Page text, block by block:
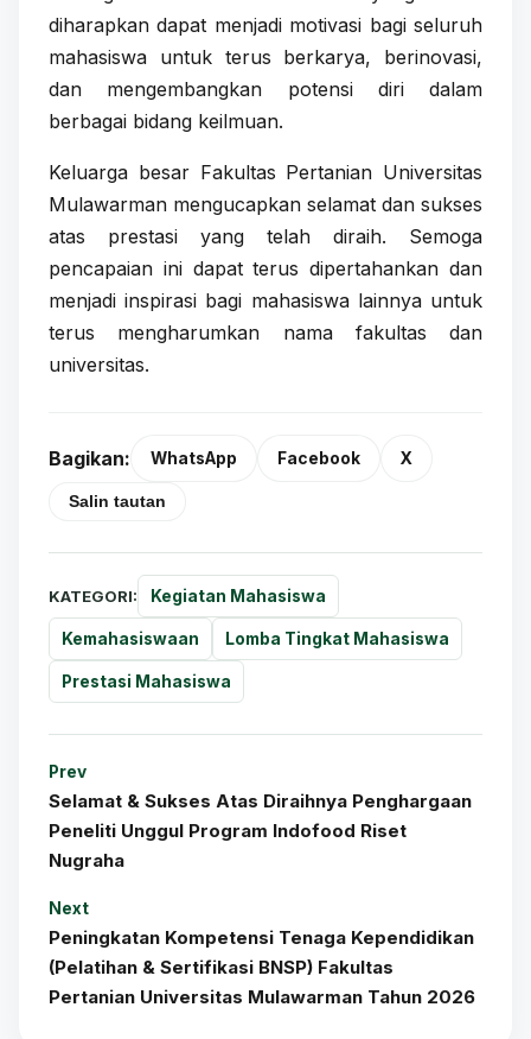
diharapkan dapat menjadi motivasi bagi seluruh
mahasiswa untuk terus berkarya, berinovasi,
dan mengembangkan potensi diri dalam
berbagai bidang keilmuan.
Keluarga besar Fakultas Pertanian Universitas
Mulawarman mengucapkan selamat dan sukses
atas prestasi yang telah diraih. Semoga
pencapaian ini dapat terus dipertahankan dan
menjadi inspirasi bagi mahasiswa lainnya untuk
terus mengharumkan nama fakultas dan
universitas.
Bagikan: WhatsApp Facebook X
Salin tautan
KATEGORI: Kegiatan Mahasiswa
Kemahasiswaan Lomba Tingkat Mahasiswa
Prestasi Mahasiswa
Prev
Selamat & Sukses Atas Diraihnya Penghargaan
Peneliti Unggul Program Indofood Riset
Nugraha
Next
Peningkatan Kompetensi Tenaga Kependidikan
(Pelatihan & Sertifikasi BNSP) Fakultas
Pertanian Universitas Mulawarman Tahun 2026